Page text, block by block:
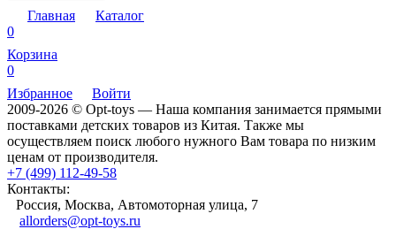
Главная
Каталог
0
Корзина
0
Избранное
Войти
2009-2026 © Opt-toys — Наша компания занимается прямыми
поставками детских товаров из Китая. Также мы
осуществляем поиск любого нужного Вам товара по низким
ценам от производителя.
+7 (499) 112-49-58
Контакты:
Россия, Москва, Автомоторная улица, 7
allorders@opt-toys.ru